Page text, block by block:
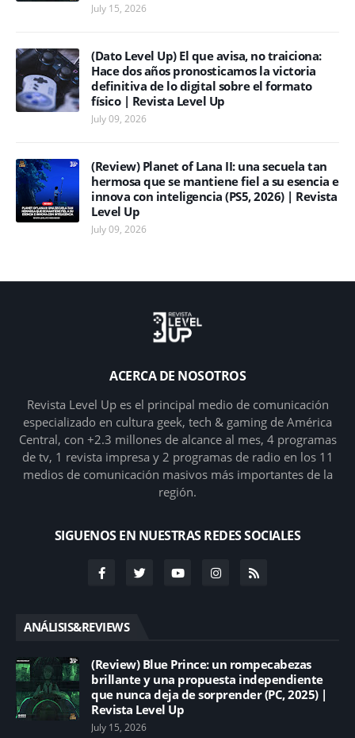
July 15, 2026
(Dato Level Up) El que avisa, no traiciona:
Hace dos años pronosticamos la victoria
definitiva de lo digital sobre el formato
físico | Revista Level Up
July 09, 2026
(Review) Planet of Lana II: una secuela tan
hermosa que se mantiene fiel a su esencia e
innova con inteligencia (PS5, 2026) | Revista
Level Up
July 09, 2026
ACERCA DE NOSOTROS
Revista Level Up es el principal medio de comunicación
especializado en cultura geek, tech & gaming de América
Central, con +2.3 millones de alcance al mes, 4 programas
de tv, 1 revista impresa y 2 programas de radio en los 11
medios de comunicación masivos más importantes de la
región.
SIGUENOS EN NUESTRAS REDES SOCIALES
ANÁLISIS&REVIEWS
(Review) Blue Prince: un rompecabezas
brillante y una propuesta independiente
que nunca deja de sorprender (PC, 2025) |
Revista Level Up
July 15, 2026